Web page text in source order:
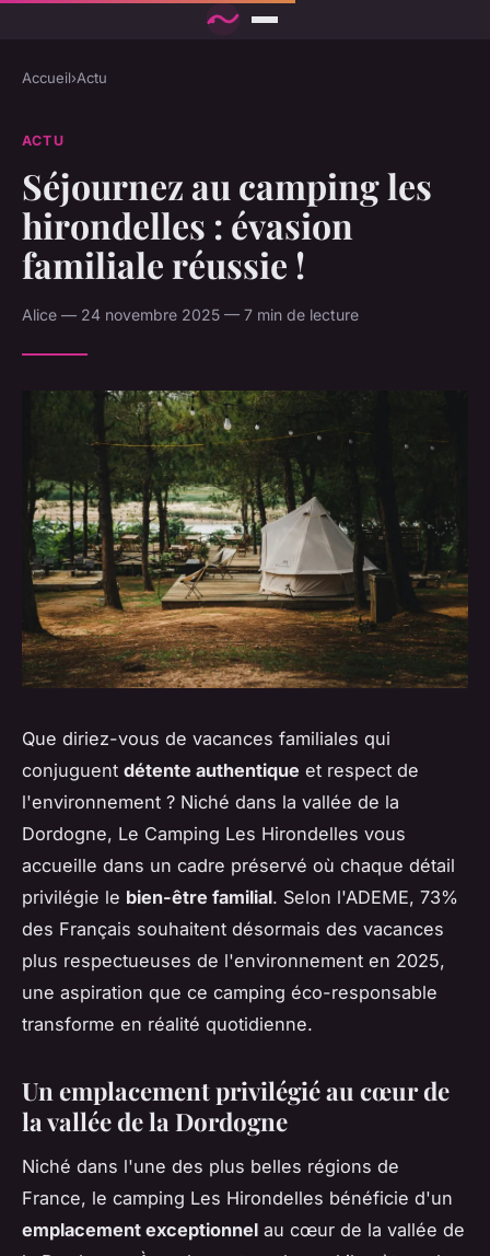
Accueil›Actu
ACTU
Séjournez au camping les
hirondelles : évasion
familiale réussie !
Alice — 24 novembre 2025 — 7 min de lecture
Que diriez-vous de vacances familiales qui
conjuguent détente authentique et respect de
l'environnement ? Niché dans la vallée de la
Dordogne, Le Camping Les Hirondelles vous
accueille dans un cadre préservé où chaque détail
privilégie le bien-être familial. Selon l'ADEME, 73%
des Français souhaitent désormais des vacances
plus respectueuses de l'environnement en 2025,
une aspiration que ce camping éco-responsable
transforme en réalité quotidienne.
Un emplacement privilégié au cœur de
la vallée de la Dordogne
Niché dans l'une des plus belles régions de
France, le camping Les Hirondelles bénéficie d'un
emplacement exceptionnel au cœur de la vallée de